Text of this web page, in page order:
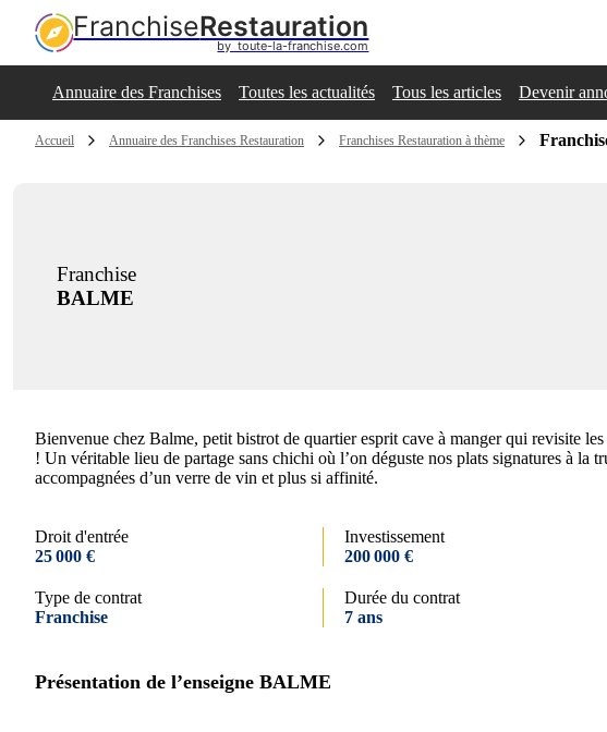
FranchiseRestauration
by  toute-la-franchise.com
Annuaire des Franchises Toutes les actualités Tous les articles Devenir
Accueil Annuaire des Franchises Restauration Franchises Restauration à thème
Franchise
BALME
Bienvenue chez Balme, petit bistrot de quartier esprit cave à manger qui revisite
! Un véritable lieu de partage sans chichi où l’on déguste nos plats signatures à la
accompagnées d’un verre de vin et plus si affinité.
Droit d'entrée
25 000 €
Investissement
200 000 €
Type de contrat
Franchise
Durée du contrat
7 ans
Présentation de l’enseigne BALME